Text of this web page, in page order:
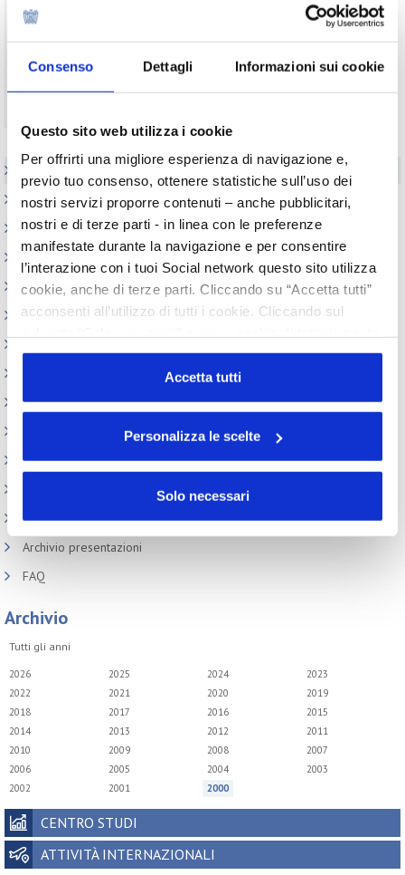
Consenso Dettagli Informazioni sui cookie
Questo sito web utilizza i cookie
Per offrirti una migliore esperienza di navigazione e,
previo tuo consenso, ottenere statistiche sull’uso dei
nostri servizi proporre contenuti – anche pubblicitari,
nostri e di terze parti - in linea con le preferenze
manifestate durante la navigazione e per consentire
l’interazione con i tuoi Social network questo sito utilizza
cookie, anche di terze parti. Cliccando su “Accetta tutti”
acconsenti all’utilizzo di tutti i cookie. Cliccando sul
o profilazione viene utilizzato. Cliccando su
“Personalizza le scelte” è possibile esprimere la propria
volontà in relazione a ciascuna categoria di cookie del
Accetta tutti
Personalizza le scelte
Solo necessari
Realizzazione GMP
Certificati Libera Vendita
Circolari
Normativa cosmetici
Produzione e confezionamento
Dispositivi Medici
Sicurezza Prodotti cosmetici
Altre normative
Archivio presentazioni
FAQ
Archivio
Tutti gli anni
2026 2025 2024
2023
2022
2021 2020
2019
2018
2017 2016
2015
2014
2013 2012
2011
2010
2009 2008
2007
2006
2005 2004
2003
2002
2001 2000
CENTRO STUDI
ATTIVITÀ INTERNAZIONALI